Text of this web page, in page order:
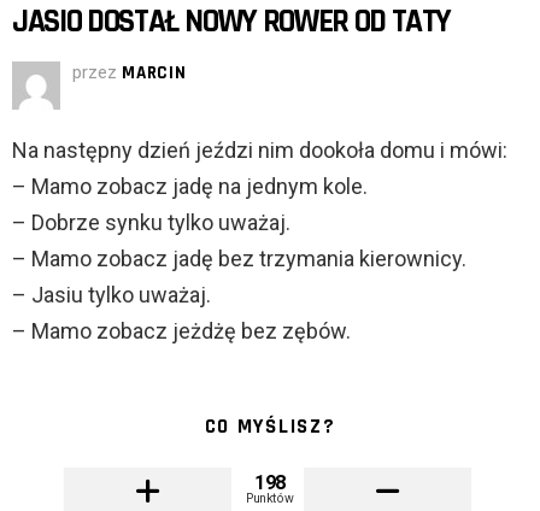
JASIO DOSTAŁ NOWY ROWER OD TATY
przez MARCIN
Na następny dzień jeździ nim dookoła domu i mówi:
– Mamo zobacz jadę na jednym kole.
– Dobrze synku tylko uważaj.
– Mamo zobacz jadę bez trzymania kierownicy.
– Jasiu tylko uważaj.
– Mamo zobacz jeżdżę bez zębów.
CO MYŚLISZ?
198
Punktów